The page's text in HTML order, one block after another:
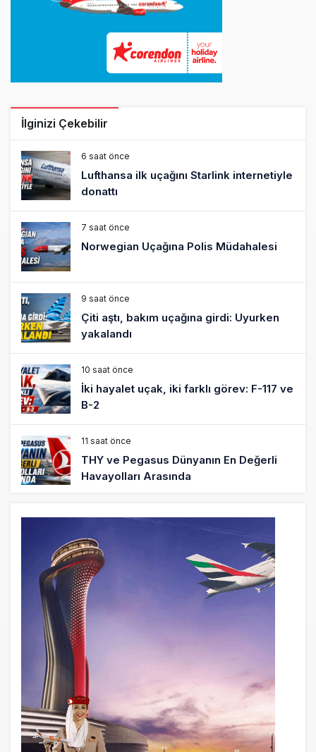
İlginizi Çekebilir
6 saat önce
Lufthansa ilk uçağını Starlink internetiyle
donattı
7 saat önce
Norwegian Uçağına Polis Müdahalesi
9 saat önce
Çiti aştı, bakım uçağına girdi: Uyurken
yakalandı
10 saat önce
İki hayalet uçak, iki farklı görev: F-117 ve
B-2
11 saat önce
THY ve Pegasus Dünyanın En Değerli
Havayolları Arasında
Fly Baghdad ABD yaptırım listesinden
çıkarıldı
13 saat önce
Elektrikli uçaklar Avrupa’da kısa rotalara
hazırlanıyor
13 saat önce
Trump’ı taşıyan Marine One, yolcu
uçağına fazla yaklaştı
14 saat önce
Emirates A380 yolcu rahatsızlanınca